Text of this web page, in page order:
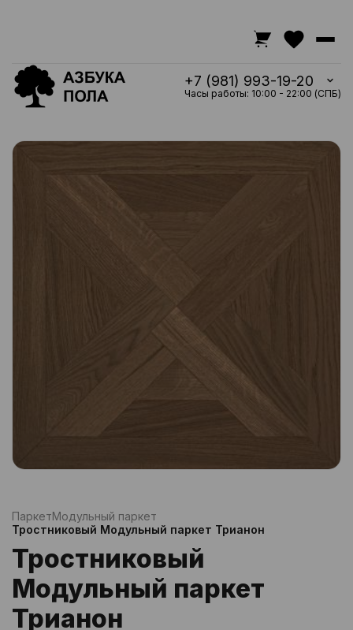
+7 (981) 993-19-20
Часы работы: 10:00 - 22:00 (СПБ)
ПаркетМодульный паркет
Тростниковый Модульный паркет Трианон
Тростниковый
Модульный паркет
Трианон